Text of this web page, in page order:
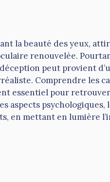
la beauté des yeux,
renouvelée.
peut provient
Comprendre les
essentiel pour
aspects psychologiques,
en mettant en lumière